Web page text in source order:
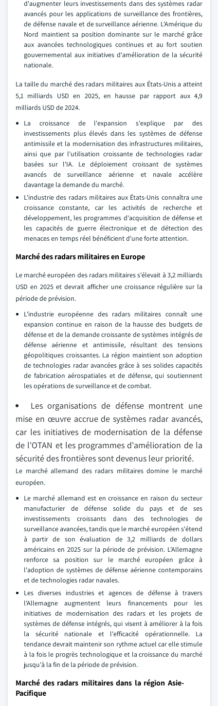
d'augmenter leurs investissements dans des systèmes radar
avancés pour les applications de surveillance des frontières,
de défense navale et de surveillance aérienne. L'Amérique du
Nord maintient sa position dominante sur le marché grâce
aux avancées technologiques continues et au fort soutien
gouvernemental aux initiatives d'amélioration de la sécurité
nationale.
La taille du marché des radars militaires aux États-Unis a atteint
5,1 milliards USD en 2025, en hausse par rapport aux 4,9
milliards USD de 2024.
La croissance de l'expansion s'explique par des
investissements plus élevés dans les systèmes de défense
antimissile et la modernisation des infrastructures militaires,
ainsi que par l'utilisation croissante de technologies radar
basées sur l'IA. Le déploiement croissant de systèmes
avancés de surveillance aérienne et navale accélère
davantage la demande du marché.
L'industrie des radars militaires aux États-Unis connaîtra une
croissance constante, car les activités de recherche et
développement, les programmes d'acquisition de défense et
les capacités de guerre électronique et de détection des
menaces en temps réel bénéficient d'une forte attention.
Marché des radars militaires en Europe
Le marché européen des radars militaires s'élevait à 3,2 milliards
USD en 2025 et devrait afficher une croissance régulière sur la
période de prévision.
L'industrie européenne des radars militaires connaît une
expansion continue en raison de la hausse des budgets de
défense et de la demande croissante de systèmes intégrés de
défense aérienne et antimissile, résultant des tensions
géopolitiques croissantes. La région maintient son adoption
de technologies radar avancées grâce à ses solides capacités
de fabrication aérospatiales et de défense, qui soutiennent
les opérations de surveillance et de combat.
Les organisations de défense montrent une
mise en œuvre accrue de systèmes radar avancés,
car les initiatives de modernisation de la défense
de l'OTAN et les programmes d'amélioration de la
sécurité des frontières sont devenus leur priorité.
Le marché allemand des radars militaires domine le marché
européen.
Le marché allemand est en croissance en raison du secteur
manufacturier de défense solide du pays et de ses
investissements croissants dans des technologies de
surveillance avancées, tandis que le marché européen s'étend
à partir de son évaluation de 3,2 milliards de dollars
américains en 2025 sur la période de prévision. L'Allemagne
renforce sa position sur le marché européen grâce à
l'adoption de systèmes de défense aérienne contemporains
et de technologies radar navales.
Les diverses industries et agences de défense à travers
l'Allemagne augmentent leurs financements pour les
initiatives de modernisation des radars et les projets de
systèmes de défense intégrés, qui visent à améliorer à la fois
la sécurité nationale et l'efficacité opérationnelle. La
tendance devrait maintenir son rythme actuel car elle stimule
à la fois le progrès technologique et la croissance du marché
jusqu'à la fin de la période de prévision.
Marché des radars militaires dans la région Asie-
Pacifique